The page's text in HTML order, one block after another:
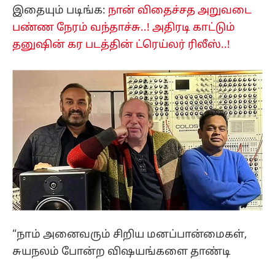
இதையும் படிங்க: நான் விதைச்சத அறுவடை
பண்ண நேரம் வந்தாச்சு..! அதிரடி காட்டும்
தனுஷின் கர படத்தின் ட்ரெய்லர் ரிலீஸ்..!
“நாம் அனைவரும் சிறிய மனப்பான்மைகள்,
சுயநலம் போன்ற விஷயங்களை தாண்டி